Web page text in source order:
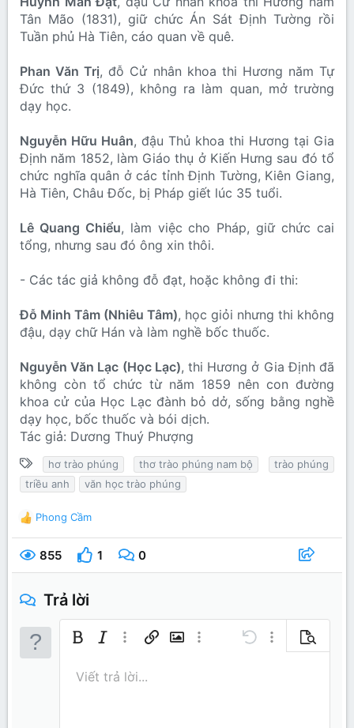
Tân Mão (1831), giữ chức Án Sát Định Tường rồi
Tuần phủ Hà Tiên, cáo quan về quê.
Phan Văn Trị, đỗ Cử nhân khoa thi Hương năm Tự
Đức thứ 3 (1849), không ra làm quan, mở trường
dạy học.
Nguyễn Hữu Huân, đậu Thủ khoa thi Hương tại Gia
Định năm 1852, làm Giáo thụ ở Kiến Hưng sau đó tổ
chức nghĩa quân ở các tỉnh Định Tường, Kiên Giang,
Hà Tiên, Châu Đốc, bị Pháp giết lúc 35 tuổi.
Lê Quang Chiểu, làm việc cho Pháp, giữ chức cai
tổng, nhưng sau đó ông xin thôi.
- Các tác giả không đỗ đạt, hoặc không đi thi:
Đỗ Minh Tâm (Nhiêu Tâm), học giỏi nhưng thi không
đậu, dạy chữ Hán và làm nghề bốc thuốc.
Nguyễn Văn Lạc (Học Lạc), thi Hương ở Gia Định đã
không còn tổ chức từ năm 1859 nên con đường
khoa cử của Học Lạc đành bỏ dở, sống bằng nghề
dạy học, bốc thuốc và bói dịch.
Tác giả: Dương Thuý Phượng
T
ừ
k
h
a
hơ trào phúng thơ trào phúng nam bộ
trào phúng
triều anh
văn học trào phúng
R
e
a
i
Phong Cầm
855 1 0
Trả lời
Bold In nghiêng
Thêm tùy chọn…
Chèn liên kết
Chèn hình ảnh
Thêm tùy chọn…
Undo Thêm tùy chọn…
Xem trước
Kích thước
Màu chữPhông chữ
Mặt cườiTrích dẫn
Media
RedoToggle BB code
Xóa định dạng
Viết trả lời...